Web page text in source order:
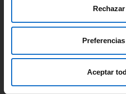
cualquier momento, puede ver,
Cookies" en el pie de página de
Aceptar
Preferencias
Rechazar
Guidelines for ASCVD